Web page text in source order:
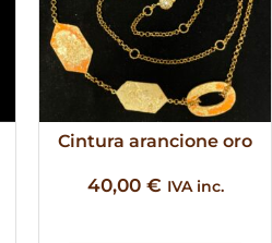
Cintura arancione oro
40,00 € IVA inc.